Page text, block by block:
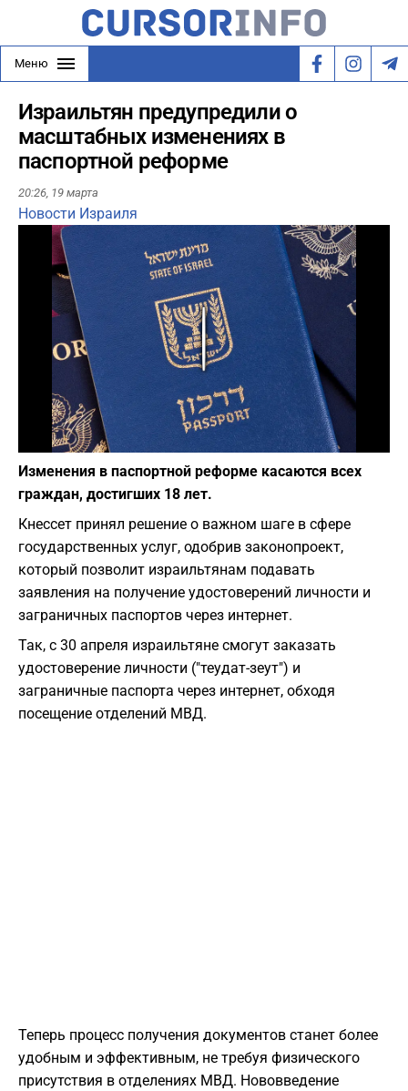
Меню
Израильтян предупредили о
масштабных изменениях в
паспортной реформе
20:26, 19 марта
Новости Израиля
Play
Фото: irinashapiro.co.il
Изменения в паспортной реформе касаются всех
граждан, достигших 18 лет.
Кнессет принял решение о важном шаге в сфере
государственных услуг, одобрив законопроект,
который позволит израильтянам подавать
заявления на получение удостоверений личности и
заграничных паспортов через интернет.
Так, с 30 апреля израильтяне смогут заказать
удостоверение личности ("теудат-зеут") и
заграничные паспорта через интернет, обходя
посещение отделений МВД.
Теперь процесс получения документов станет более
удобным и эффективным, не требуя физического
присутствия в отделениях МВД. Нововведение